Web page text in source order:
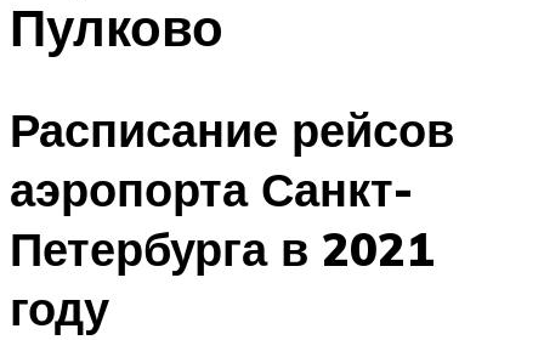
Пулково
Расписание рейсов
аэропорта Санкт-
Петербурга в 2021
году